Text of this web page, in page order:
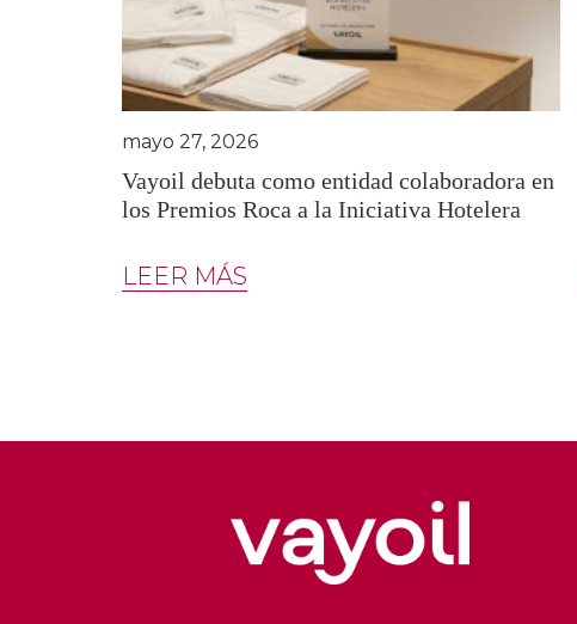
Vayoil debuta como entidad colaboradora en
los Premios Roca a la Iniciativa Hotelera
mayo 27, 2026
LEER MÁS